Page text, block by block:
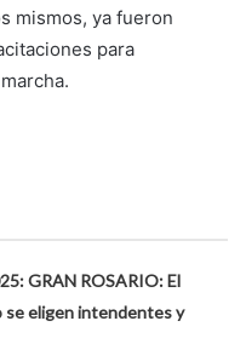
mismos, ya fueron
para
GRAN ROSARIO: El
se eligen intendentes y